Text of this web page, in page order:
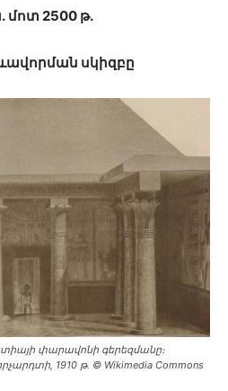
մոտ 2500 թ․
սկիզբը
փարավոնի գերեզմանը։
1910 թ․ © Wikimedia Commons